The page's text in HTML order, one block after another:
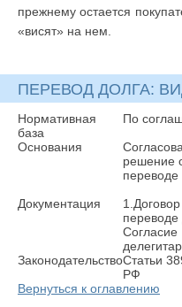
прежнему остается
«висят» на нем.
ПЕРЕВОД ДОЛГА:
Нормативная
база
По
Основания
решение
переводе
Документация
переводе
Согласие
ЗаконодательствоСтатьи
РФ
Вернуться к оглавлению